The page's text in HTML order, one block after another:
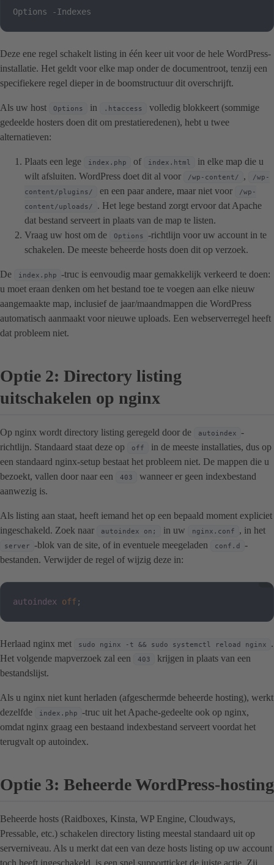
Options -Indexes
Deze ene regel schakelt listing in één keer uit voor de hele WordPress-
installatie. Het geldt voor elke map onder de documentroot, tenzij een
specifiekere regel dieper in de boomstructuur dit overschrijft.
Als uw host Options in .htaccess
volledig blokkeert (sommige
gedeelde hosters doen dit om prestatieredenen), hebt u twee
alternatieven:
Plaats een lege index.php of index.html
in elke map die u
wilt afsluiten. WordPress doet dit al voor
/wp-content/ ,
/wp-
content/plugins/
en een paar andere, maar niet voor
/wp-
content/uploads/
. Het lege bestand zorgt ervoor dat Apache
dat bestand serveert in plaats van de map te listen.
Vraag uw host om de
Options -richtlijn voor uw account in te
schakelen. De meeste beheerde hosts doen dit op verzoek.
De index.php -truc is eenvoudig maar gemakkelijk verkeerd te doen:
u moet eraan denken om het bestand toe te voegen aan elke nieuw
aangemaakte map, inclusief de jaar/maandmappen die WordPress
automatisch aanmaakt voor nieuwe uploads. Een webserverregel heeft
dat probleem niet.
Optie 2: Directory listing
uitschakelen op nginx
Op nginx wordt directory listing geregeld door de autoindex -
richtlijn. Standaard staat deze op
off
in de meeste installaties, dus op
een standaard nginx-setup bestaat het probleem niet. De mappen die u
bezoekt, vallen door naar een
403
wanneer er geen indexbestand
aanwezig is.
Als listing aan staat, heeft iemand het op een bepaald moment expliciet
ingeschakeld. Zoek naar
autoindex on; in uw nginx.conf , in het
server -blok van de site, of in eventuele meegeladen conf.d
-
bestanden. Verwijder de regel of wijzig deze in:
autoindex off ;
Herlaad nginx met sudo nginx -t && sudo systemctl reload nginx
.
Het volgende mapverzoek zal een
403
krijgen in plaats van een
bestandslijst.
Als u nginx niet kunt herladen (afgeschermde beheerde hosting), werkt
dezelfde
index.php -truc uit het Apache-gedeelte ook op nginx,
omdat nginx graag een bestaand indexbestand serveert voordat het
terugvalt op autoindex.
Optie 3: Beheerde WordPress-hosting
Beheerde hosts (Raidboxes, Kinsta, WP Engine, Cloudways,
Pressable, etc.) schakelen directory listing meestal standaard uit op
serverniveau. Als u merkt dat een van deze hosts listing op uw account